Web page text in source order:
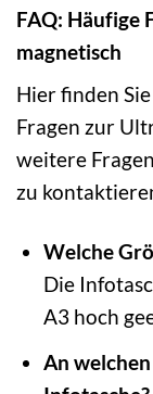
FAQ: Häufige
magnetisch
Hier finden
Fragen zur
weitere
zu
Welche
Die
A3 hoch
An